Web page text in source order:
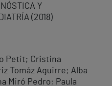
Y
(2018)
Petit; Cristina
Tomáz Aguirre; Alba
Miró Pedro; Paula